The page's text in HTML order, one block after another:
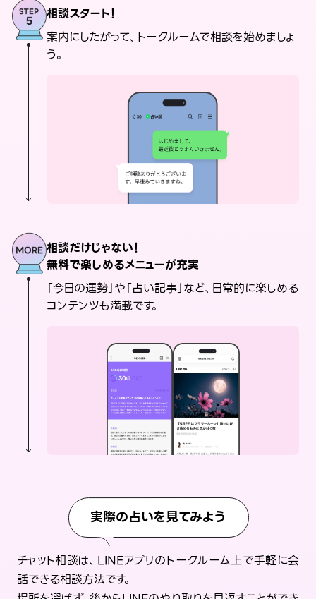
相談スタート！
案内にしたがって、トークルームで相談を始めましょ
う。
相談だけじゃない！
無料で楽しめるメニューが充実
「今日の運勢」や「占い記事」など、日常的に楽しめる
コンテンツも満載です。
実際の占いを見てみよう
チャット相談は、LINEアプリのトークルーム上で手軽に会
話できる相談方法です。